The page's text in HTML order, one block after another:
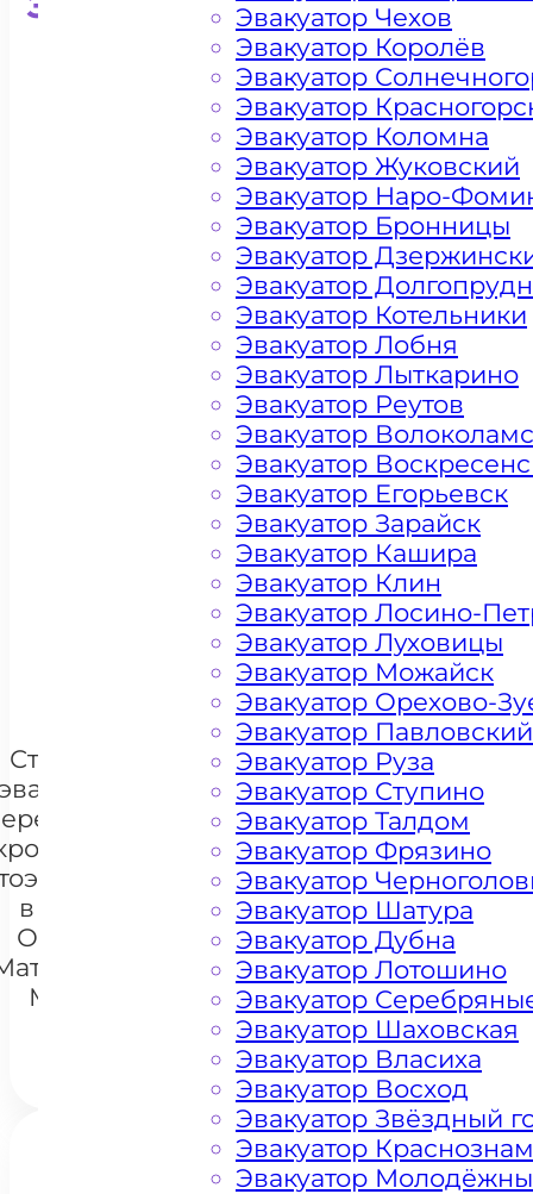
Цена от 4500 рублей
+ 100 РУБЛЕЙ ЗА КИЛОМЕТР
Стоимость
и
в районе
Очаково-
Москва
+7 985 222 99 01
Эвакуатор Чехов
Эвакуатор Королёв
Эвакуатор
Эвакуатор
Эвакуатор Коломна
Эвакуатор Жуковский
Эвакуатор Наро-
Эвакуатор Бронницы
Эвакуатор
Эвакуатор
Эвакуатор Котельники
Эвакуатор Лобня
Эвакуатор Лыткарино
Эвакуатор Реутов
Эвакуатор
Эвакуатор
Эвакуатор Егорьевск
Эвакуатор Зарайск
Эвакуатор Кашира
Эвакуатор Клин
Эвакуатор Лосино-
Эвакуатор Луховицы
Эвакуатор Можайск
Эвакуатор Орехово-
Эвакуатор
Эвакуатор Руза
Эвакуатор Ступино
Эвакуатор Талдом
Эвакуатор Фрязино
Эвакуатор
Эвакуатор Шатура
Эвакуатор Дубна
Эвакуатор Лотошино
Эвакуатор
Эвакуатор Шаховская
Эвакуатор Власиха
Эвакуатор Восход
Эвакуатор Звёздный
Эвакуатор
Эвакуатор